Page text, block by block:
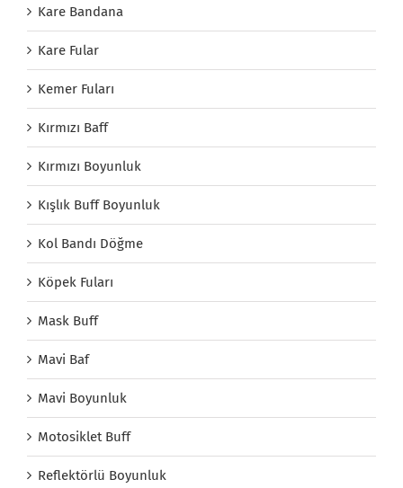
Kare Bandana
Kare Fular
Kemer Fuları
Kırmızı Baff
Kırmızı Boyunluk
Kışlık Buff Boyunluk
Kol Bandı Döğme
Köpek Fuları
Mask Buff
Mavi Baf
Mavi Boyunluk
Motosiklet Buff
Reflektörlü Boyunluk